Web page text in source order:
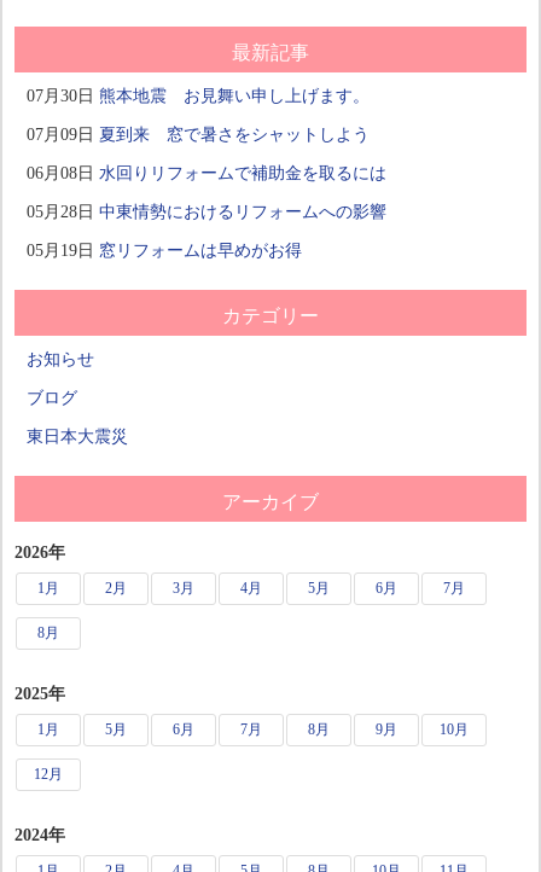
最新記事
07月30日 熊本地震 お見舞い申し上げます。
07月09日 夏到来 窓で暑さをシャットしよう
06月08日 水回りリフォームで補助金を取るには
05月28日 中東情勢におけるリフォームへの影響
05月19日 窓リフォームは早めがお得
カテゴリー
お知らせ
ブログ
東日本大震災
アーカイブ
2026年
1月 2月 3月 4月 5月 6月 7月
8月
2025年
1月 5月 6月 7月 8月 9月 10月
12月
2024年